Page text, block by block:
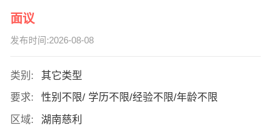
面议
发布时间:2026-08-08
类别:
其它类型
要求:
性别不限/ 学历不限/经验不限/年龄不限
区域:
湖南慈利